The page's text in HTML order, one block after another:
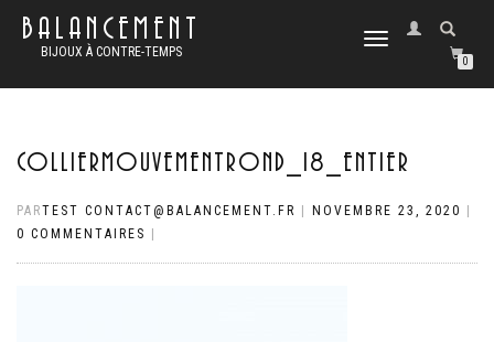
BALANCEMENT
BIJOUX À CONTRE-TEMPS
DÉPLIER
0
COLLIERMOUVEMENTROND_18_ENTIER
PARTEST CONTACT@BALANCEMENT.FR NOVEMBRE 23, 2020
0 COMMENTAIRES